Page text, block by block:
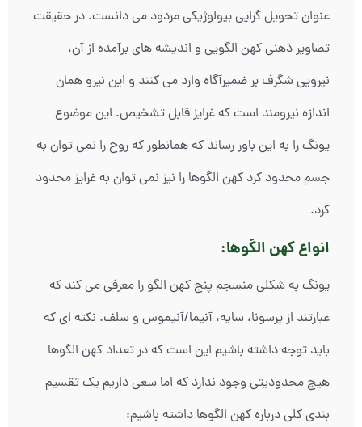
عنوان تحویل گرایی بیولوژیکی مردود می دانست. در حقیقت
تصاویر ذهنی کهن الگویی و اندیشه های برآمده از آن،
نیرویی شگرف بر ضمیرآگاه وارد می کنند و این نیرو همان
اندازه نیرومند است که غرایز قابل تشخیص. این موضوع
یونگ را به این باور رساند که همانطور که روح را نمی توان به
جسم محدود کرد کهن الگوها را نیز نمی توان به غرایز محدود
کرد.
انواع کهن الگوها:
یونگ به شکلی منسجم پنج کهن الگو را معرفی می کند که
عبارتند از پرسونا، سایه، آنیما/آنیموس و سلف. نکته ای که
باید توجه داشته باشیم این است که در تعداد کهن الگوها
هیچ محدودیتی وجود ندارد که اما سعی داریم یک تقسیم
بندی کلی درباره کهن الگوها داشته باشیم: